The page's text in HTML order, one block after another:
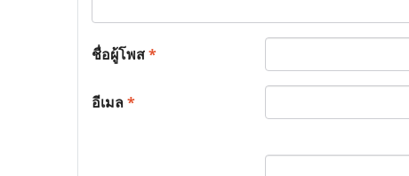
ชื่อผู้โพส*
อีเมล*